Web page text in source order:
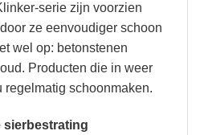
serie zijn voorzien
ze eenvoudiger schoon
wel op: betonstenen
Producten die in weer
regelmatig schoonmaken.
sierbestrating